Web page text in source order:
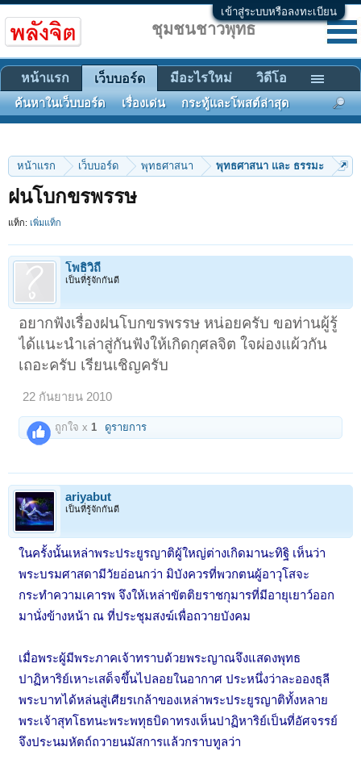
เข้าสู่ระบบหรือลงทะเบียน
หน้าแรก เว็บบอร์ด พุทธศาสนา พุทธศาสนา และ ธรรมะ
ฝนโบกขรพรรษ
แท็ก: เพิ่มแท็ก
โพธิวิถี
เป็นที่รู้จักกันดี
อยากฟังเรื่องฝนโบกขรพรรษ หน่อยครับ ขอท่านผู้รู้
ได้แนะนำเล่าสู่กันฟังให้เกิดกุศลจิต ใจผ่องแผ้วกัน
เถอะครับ เรียนเชิญครับ
22 กันยายน 2010
ถูกใจ x1 ดูรายการ
ariyabut
เป็นที่รู้จักกันดี
ในครั้งนั้นเหล่าพระประยูรญาติผู้ใหญ่ต่างเกิดมานะทิฐิ เห็นว่า
พระบรมศาสดามีวัยอ่อนกว่า มิบังควรที่พวกตนผู้อาวุโสจะ
กระทำความเคารพ จึงให้เหล่าขัตติยราชกุมารที่มีอายุเยาว์ออก
มานั่งข้างหน้า ณ ที่ประชุมสงฆ์เพื่อถวายบังคม
เมื่อพระผู้มีพระภาคเจ้าทราบด้วยพระญาณจึงแสดงพุทธ
ปาฏิหาริย์เหาะเสด็จขึ้นไปลอยในอากาศ ประหนึ่งว่าละอองธุลี
พระบาทได้หล่นสู่เศียรเกล้าของเหล่าพระประยูรญาติทั้งหลาย
พระเจ้าสุทโธทนะพระพทุธบิดาทรงเห็นปาฏิหาริย์เป็นที่อัศจรรย์
จึงประนมหัตถ์ถวายนมัสการแล้วกราบทูลว่า
ชุมชนชาวพุทธ
หน้าแรก เว็บบอร์ด
ค้นหาในเว็บบอร์ด เรื่องเด่น กระทู้และโพสต์ล่าสุด
มีอะไรใหม่ วิดีโอ